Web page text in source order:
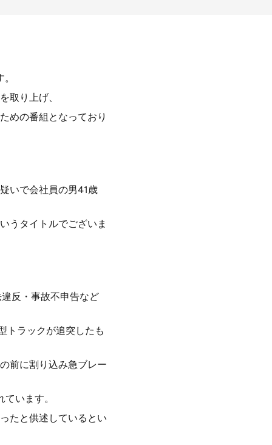
取り上げ、
めの番組となっており
いで会社員の男41歳
うタイトルでございま
反・事故不申告など
トラックが追突したも
前に割り込み急ブレー
います。
たと供述しているとい